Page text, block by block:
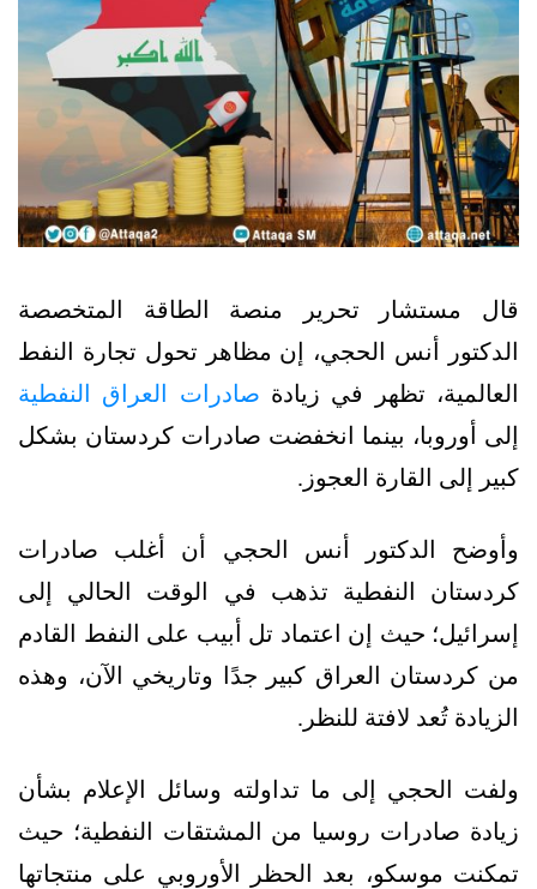
قال مستشار تحرير منصة الطاقة المتخصصة
الدكتور أنس الحجي، إن مظاهر تحول تجارة النفط
العالمية، تظهر في زيادة صادرات العراق النفطية
إلى أوروبا، بينما انخفضت صادرات كردستان بشكل
كبير إلى القارة العجوز.
وأوضح الدكتور أنس الحجي أن أغلب صادرات
كردستان النفطية تذهب في الوقت الحالي إلى
إسرائيل؛ حيث إن اعتماد تل أبيب على النفط القادم
من كردستان العراق كبير جدًا وتاريخي الآن، وهذه
الزيادة تُعد لافتة للنظر.
ولفت الحجي إلى ما تداولته وسائل الإعلام بشأن
زيادة صادرات روسيا من المشتقات النفطية؛ حيث
تمكنت موسكو، بعد الحظر الأوروبي على منتجاتها